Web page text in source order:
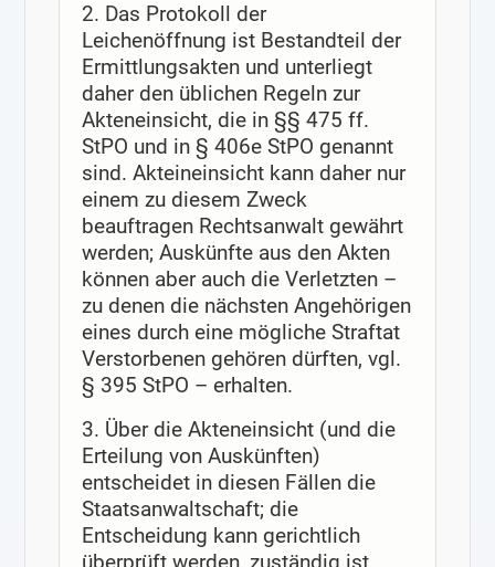
2. Das Protokoll der
Leichenöffnung ist Bestandteil der
Ermittlungsakten und unterliegt
daher den üblichen Regeln zur
Akteneinsicht, die in §§ 475 ff.
StPO und in § 406e StPO genannt
sind. Akteineinsicht kann daher nur
einem zu diesem Zweck
beauftragen Rechtsanwalt gewährt
werden; Auskünfte aus den Akten
können aber auch die Verletzten –
zu denen die nächsten Angehörigen
eines durch eine mögliche Straftat
Verstorbenen gehören dürften, vgl.
§ 395 StPO – erhalten.
3. Über die Akteneinsicht (und die
Erteilung von Auskünften)
entscheidet in diesen Fällen die
Staatsanwaltschaft; die
Entscheidung kann gerichtlich
überprüft werden, zuständig ist